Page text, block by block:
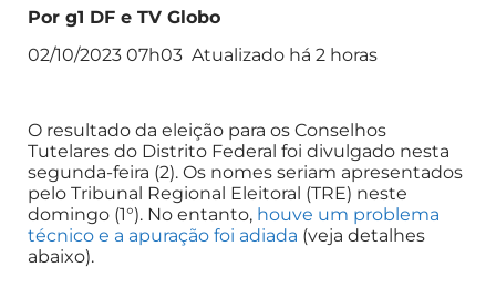
Por g1 DF e TV Globo
02/10/2023 07h03 Atualizado há 2 horas
O resultado da eleição para os Conselhos
Tutelares do Distrito Federal foi divulgado nesta
segunda-feira (2). Os nomes seriam apresentados
pelo Tribunal Regional Eleitoral (TRE) neste
domingo (1°). No entanto, houve um problema
técnico e a apuração foi adiada (veja detalhes
abaixo).